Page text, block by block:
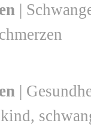
|
|